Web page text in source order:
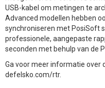
USB-kabel om metingen te
Advanced modellen hebben
synchroniseren met PosiSoft
professionele, aangepaste
seconden met behulp van de
Ga voor meer informatie over
defelsko.com/rtr.